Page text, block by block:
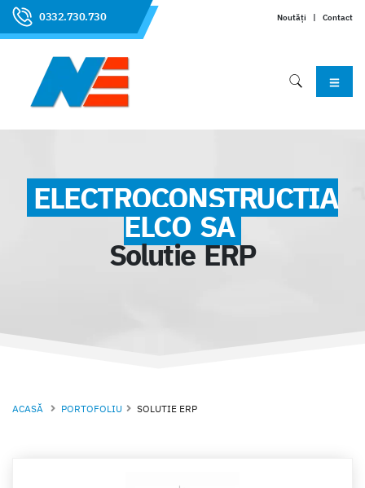
0332.730.730 Noutăți | Contact
ELECTROCONSTRUCTIA
ELCO SA
Solutie ERP
ACASĂ PORTOFOLIU SOLUTIE ERP